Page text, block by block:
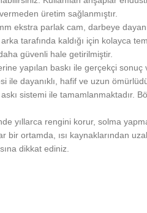
üretim sağlanmıştır.
ekstra parlak cam, darbeye
tarafında kaldığı için kolayca
güvenli hale getirilmiştir.
yapılan baskı ile gerçekçi sonuç
ile dayanıklı, hafif ve uzun
sistemi ile tamamlanmaktadır.
yıllarca rengini korur, solma
ortamda, ısı kaynaklarından
dikkat ediniz.